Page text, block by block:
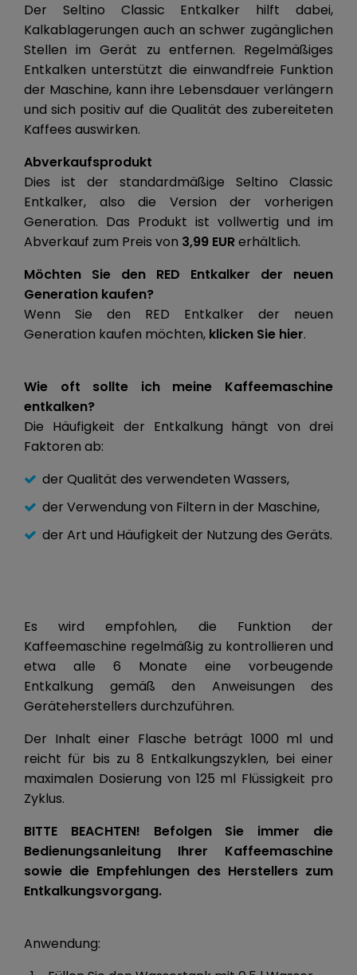
Der Seltino Classic Entkalker hilft dabei,
Kalkablagerungen auch an schwer zugänglichen
Stellen im Gerät zu entfernen. Regelmäßiges
Entkalken unterstützt die einwandfreie Funktion
der Maschine, kann ihre Lebensdauer verlängern
und sich positiv auf die Qualität des zubereiteten
Kaffees auswirken.
Abverkaufsprodukt
Dies ist der standardmäßige Seltino Classic
Entkalker, also die Version der vorherigen
Generation. Das Produkt ist vollwertig und im
Abverkauf zum Preis von 3,99 EURerhältlich.
Möchten Sie den RED Entkalker der neuen
Generation kaufen?
Wenn Sie den RED Entkalker der neuen
Generation kaufen möchten, klicken Sie hier.
Wie oft sollte ich meine Kaffeemaschine
entkalken?
Die Häufigkeit der Entkalkung hängt von drei
Faktoren ab:
der Qualität des verwendeten Wassers,
der Verwendung von Filtern in der Maschine,
der Art und Häufigkeit der Nutzung des Geräts.
Es wird empfohlen, die Funktion der
Kaffeemaschine regelmäßig zu kontrollieren und
etwa alle 6 Monate eine vorbeugende
Entkalkung gemäß den Anweisungen des
Geräteherstellers durchzuführen.
Der Inhalt einer Flasche beträgt 1000 ml und
reicht für bis zu 8 Entkalkungszyklen, bei einer
maximalen Dosierung von 125 ml Flüssigkeit pro
Zyklus.
BITTE BEACHTEN! Befolgen Sie immer die
Bedienungsanleitung Ihrer Kaffeemaschine
sowie die Empfehlungen des Herstellers zum
Entkalkungsvorgang.
Anwendung: